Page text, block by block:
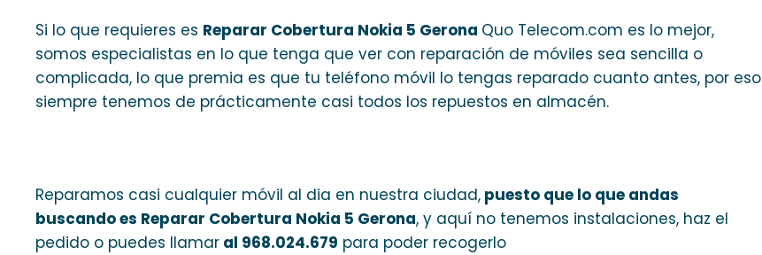
Si lo que requieres es Reparar Cobertura Nokia 5 Gerona Quo Telecom.com es lo mejor,
somos especialistas en lo que tenga que ver con reparación de móviles sea sencilla o
complicada, lo que premia es que tu teléfono móvil lo tengas reparado cuanto antes, por eso
siempre tenemos de prácticamente casi todos los repuestos en almacén.
Reparamos casi cualquier móvil al dia en nuestra ciudad, puesto que lo que andas
buscando es Reparar Cobertura Nokia 5 Gerona, y aquí no tenemos instalaciones, haz el
pedido o puedes llamar al 968.024.679 para poder recogerlo